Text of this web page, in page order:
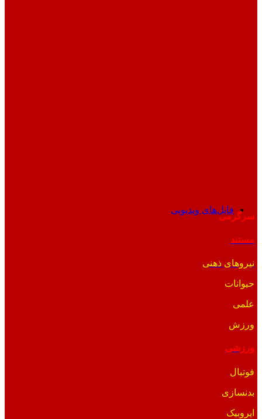
فایل‌های ویدیویی
سرگرمی
مستند
نیروهای ذهنی
حیوانات
علمی
ورزش
ورزشی
فوتبال
بدنسازی
ایروبیک